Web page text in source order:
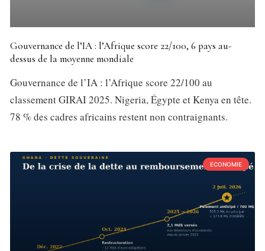
Gouvernance de l’IA : l’Afrique score 22/100, 6 pays au-
dessus de la moyenne mondiale
Gouvernance de l’IA : l’Afrique score 22/100 au
classement GIRAI 2025. Nigeria, Égypte et Kenya en tête.
78 % des cadres africains restent non contraignants.
ECONOMIE